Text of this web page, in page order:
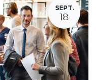
SEPT.
18